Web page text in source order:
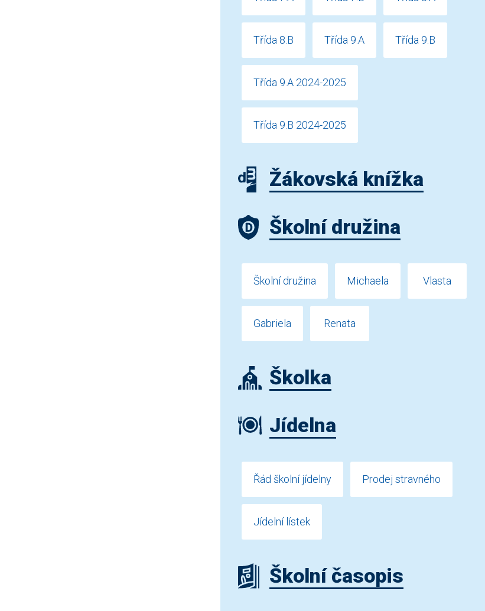
Třída 8.B Třída 9.A Třída 9.B
Třída 9.A 2024-2025
Třída 9.B 2024-2025
Žákovská knížka
Školní družina
Školní družina Michaela Vlasta
Gabriela Renata
Školka
Jídelna
Řád školní jídelny Prodej stravného
Jídelní lístek
Školní časopis